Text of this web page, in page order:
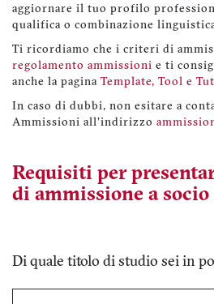
aggiornare il tuo profilo
qualifica o combinazione
Ti ricordiamo che i criteri di
regolamento ammissioni e ti
anche la pagina Template, Tool e
In caso di dubbi, non esitare a
Ammissioni all'indirizzo
Requisiti per
di ammissione a socio
Di quale titolo di studio sei in